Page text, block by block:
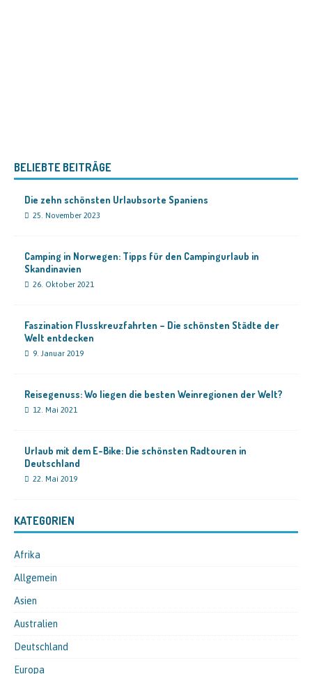
BELIEBTE BEITRÄGE
Die zehn schönsten Urlaubsorte Spaniens
25. November 2023
Camping in Norwegen: Tipps für den Campingurlaub in
Skandinavien
26. Oktober 2021
Faszination Flusskreuzfahrten – Die schönsten Städte der
Welt entdecken
9. Januar 2019
Reisegenuss: Wo liegen die besten Weinregionen der Welt?
12. Mai 2021
Urlaub mit dem E-Bike: Die schönsten Radtouren in
Deutschland
22. Mai 2019
KATEGORIEN
Afrika
Allgemein
Asien
Australien
Deutschland
Europa